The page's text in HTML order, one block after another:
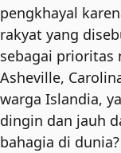
pengkhayal
rakyat yang
sebagai prioritas
Asheville,
warga Islandia,
dingin dan jauh
bahagia di